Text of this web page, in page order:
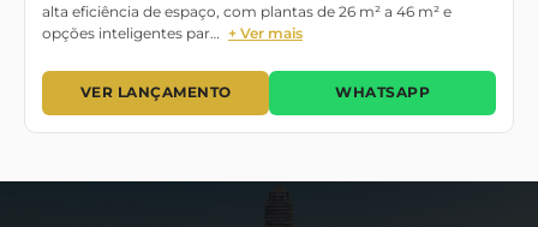
alta eficiência de espaço, com plantas de 26 m² a 46 m² e
opções inteligentes par… + Ver mais
VER LANÇAMENTO WHATSAPP